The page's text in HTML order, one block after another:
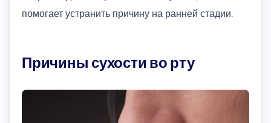
помогает устранить причину на ранней стадии.
Причины сухости во рту